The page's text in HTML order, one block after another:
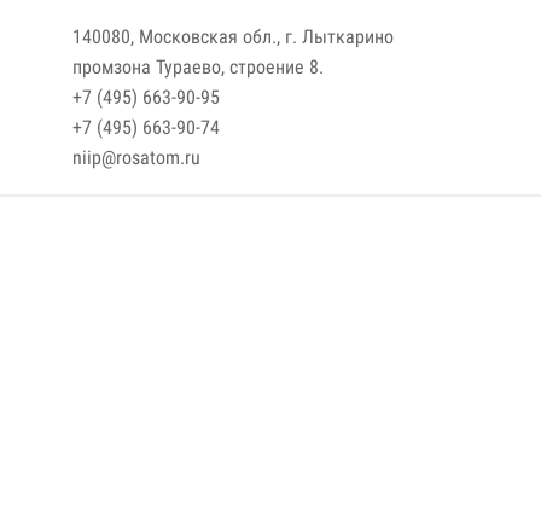
140080, Московская обл., г. Лыткарино
промзона Тураево, строение 8.
+7 (495) 663-90-95
+7 (495) 663-90-74
niip@rosatom.ru